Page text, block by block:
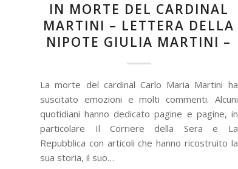
IN MORTE DEL CARDINAL
MARTINI – LETTERA DELLA
NIPOTE GIULIA MARTINI –
La morte del cardinal Carlo Maria Martini ha
suscitato emozioni e molti commenti. Alcuni
quotidiani hanno dedicato pagine e pagine, in
particolare Il Corriere della Sera e La
Repubblica con articoli che hanno ricostruito la
sua storia, il suo…